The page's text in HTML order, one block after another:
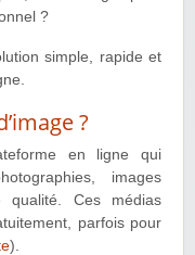
?
simple, rapide et
?
en ligne qui
images
Ces médias
parfois pour
).